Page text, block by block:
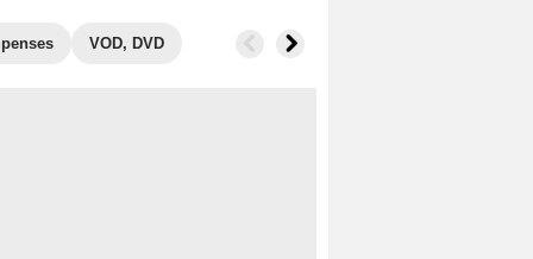
VOD, DVD